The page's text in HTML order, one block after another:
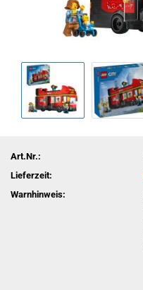
Art.Nr.:
Lieferzeit:
Warnhinweis: